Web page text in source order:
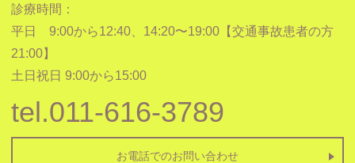
診療時間：
平日 9:00から12:40、14:20〜19:00【交通事故患者の方
21:00】
土日祝日 9:00から15:00
tel.011-616-3789
お電話でのお問い合わせ